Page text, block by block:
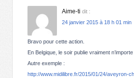
Aime-ti dit :
24 janvier 2015 à 18 h 01 min
Bravo pour cette action.
En Belgique, le soir publie vraiment
Autre exemple :
http://www.midilibre.fr/2015/01/24/aveyron-